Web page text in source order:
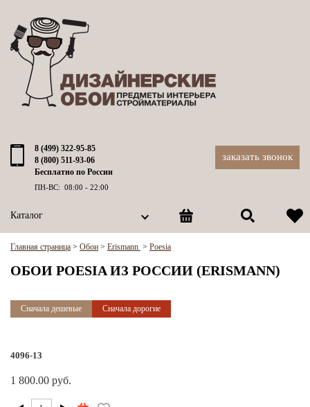
8 (499) 322-95-85
8 (800) 511-93-06
Бесплатно по России
ПН-ВС: 08:00 - 22:00
заказать звонок
Каталог
Главная страница > Обои > Erismann > Poesia
ОБОИ POESIA ИЗ РОССИИ (ERISMANN)
Сначала дешевые Сначала дорогие
4096-13
1 800.00 руб.